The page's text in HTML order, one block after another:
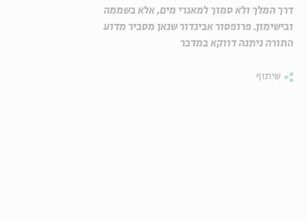
דרך המלך ולא סמוך למאגרי מים, אלא בשממה
ובישימון. פרופסור אביגדור שנאן מסביר מדוע
התורה ניתנה דווקא במדבר
שיתוף